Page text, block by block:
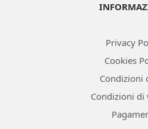
Privacy
Cookies
Condizioni
Condizioni di